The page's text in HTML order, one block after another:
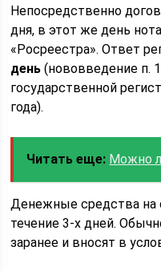
Непосредственно
дня, в этот же день
«Росреестра». Ответ
день (нововведение п.
государственной
года).
Читать еще: Можно
Денежные средства на
течение 3-х дней.
заранее и вносят в